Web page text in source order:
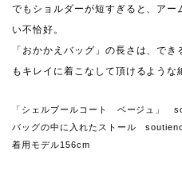
でもショルダーが短すぎると、アー
い不恰好。
「おかかえバッグ」の長さは、で
もキレイに着こなして頂けるような
「シェルブールコート ベージュ」
バッグの中に入れたストール
着用モデル156cm